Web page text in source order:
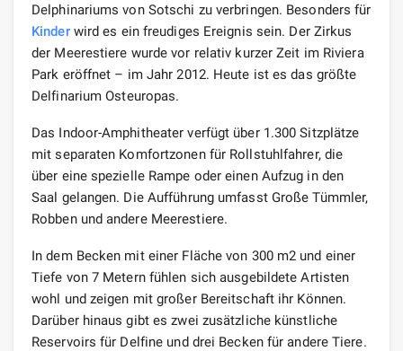
Delphinariums von Sotschi zu verbringen. Besonders für
Kinderwird es ein freudiges Ereignis sein. Der Zirkus
der Meerestiere wurde vor relativ kurzer Zeit im Riviera
Park eröffnet – im Jahr 2012. Heute ist es das größte
Delfinarium Osteuropas.
Das Indoor-Amphitheater verfügt über 1.300 Sitzplätze
mit separaten Komfortzonen für Rollstuhlfahrer, die
über eine spezielle Rampe oder einen Aufzug in den
Saal gelangen. Die Aufführung umfasst Große Tümmler,
Robben und andere Meerestiere.
In dem Becken mit einer Fläche von 300 m2 und einer
Tiefe von 7 Metern fühlen sich ausgebildete Artisten
wohl und zeigen mit großer Bereitschaft ihr Können.
Darüber hinaus gibt es zwei zusätzliche künstliche
Reservoirs für Delfine und drei Becken für andere Tiere.